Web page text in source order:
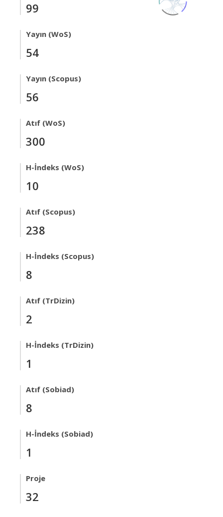
99
Yayın (WoS)
54
Yayın (Scopus)
56
Atıf (WoS)
300
H-İndeks (WoS)
10
Atıf (Scopus)
238
H-İndeks (Scopus)
8
Atıf (TrDizin)
2
H-İndeks (TrDizin)
1
Atıf (Sobiad)
8
H-İndeks (Sobiad)
1
Proje
32